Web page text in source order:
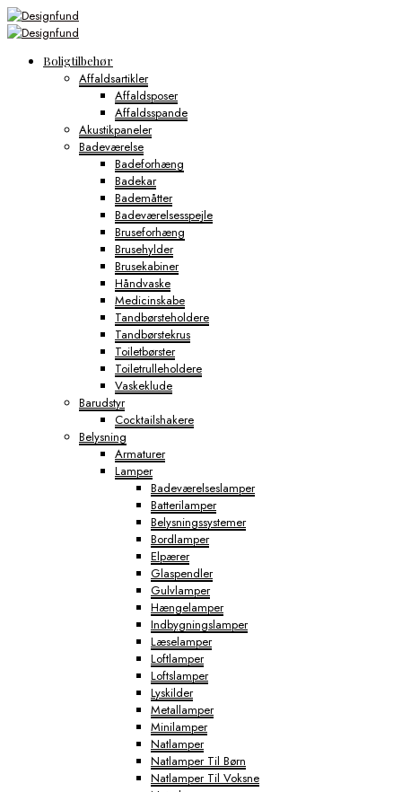
Boligtilbehør
Affaldsartikler
Affaldsposer
Affaldsspande
Akustikpaneler
Badeværelse
Badeforhæng
Badekar
Bademåtter
Badeværelsesspejle
Bruseforhæng
Brusehylder
Brusekabiner
Håndvaske
Medicinskabe
Tandbørsteholdere
Tandbørstekrus
Toiletbørster
Toiletrulleholdere
Vaskeklude
Barudstyr
Cocktailshakere
Belysning
Armaturer
Lamper
Badeværelseslamper
Batterilamper
Belysningssystemer
Bordlamper
Elpærer
Glaspendler
Gulvlamper
Hængelamper
Indbygningslamper
Læselamper
Loftlamper
Loftslamper
Lyskilder
Metallamper
Minilamper
Natlamper
Natlamper Til Børn
Natlamper Til Voksne